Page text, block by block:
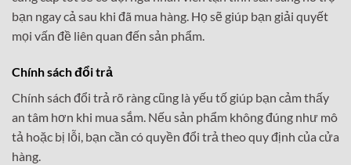
bạn ngay cả sau khi đã mua hàng. Họ sẽ giúp bạn giải quyết
mọi vấn đề liên quan đến sản phẩm.
Chính sách đổi trả
Chính sách đổi trả rõ ràng cũng là yếu tố giúp bạn cảm thấy
an tâm hơn khi mua sắm. Nếu sản phẩm không đúng như mô
tả hoặc bị lỗi, bạn cần có quyền đổi trả theo quy định của cửa
hàng.